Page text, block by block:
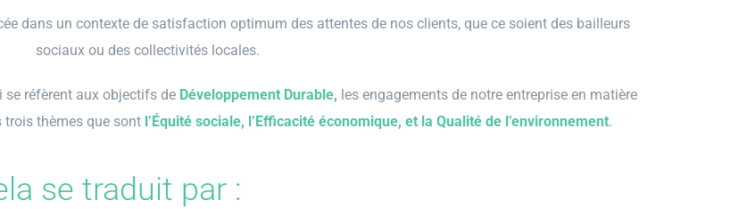
dans un contexte de satisfaction optimum des attentes de nos clients, que ce soient des bailleurs
sociaux ou des collectivités locales.
se réfèrent aux objectifs de Développement Durable, les engagements de notre entreprise en matière
trois thèmes que sont l’Équité sociale, l’Efficacité économique, et la Qualité de l’environnement.
se traduit par :